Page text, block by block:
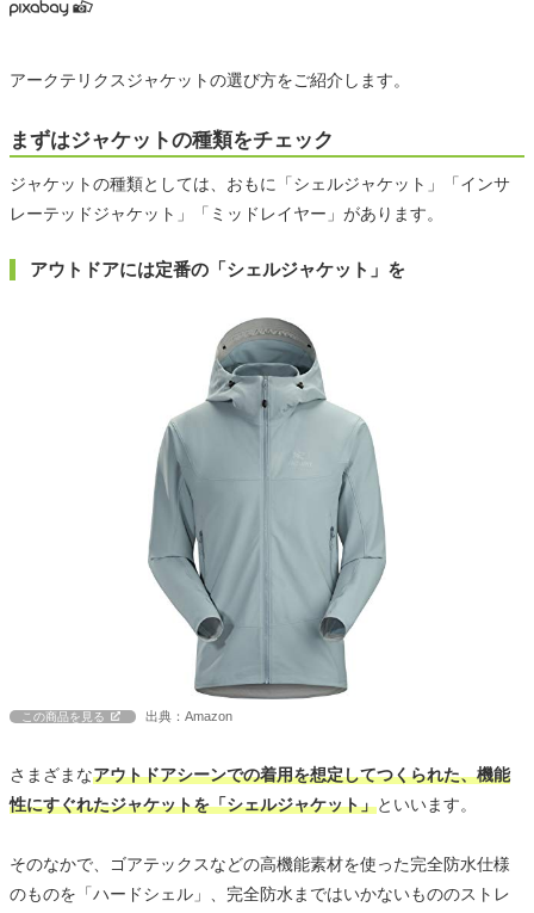
アークテリクスジャケットの選び方をご紹介します。
まずはジャケットの種類をチェック
ジャケットの種類としては、おもに「シェルジャケット」「インサ
レーテッドジャケット」「ミッドレイヤー」があります。
アウトドアには定番の「シェルジャケット」を
この商品を見る 出典：Amazon
さまざまなアウトドアシーンでの着用を想定してつくられた、機能
性にすぐれたジャケットを「シェルジャケット」といいます。
そのなかで、ゴアテックスなどの高機能素材を使った完全防水仕様
のものを「ハードシェル」、完全防水まではいかないもののストレ